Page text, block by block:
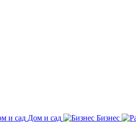
Дом и сад Бизнес